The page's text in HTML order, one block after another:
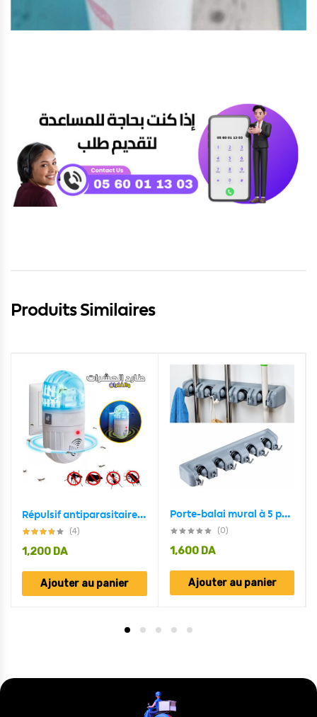
Produits Similaires
Répulsif antiparasitaire ultrasonique 2en1 et zapper d’insectes
(4)
1,200 DA
Ajouter au panier
Porte-balai mural à 5 positions et 6 crochets
(0)
1,600 DA
Ajouter au panier